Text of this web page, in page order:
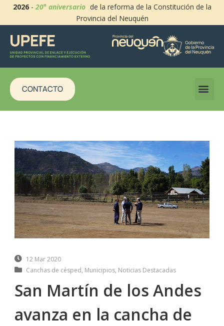
2026-20° aniversario de la reforma de la Constitución de la
Provincia del Neuquén
CONTACTO
12 Mar 2020
Canchas de césped, Municipios, Noticias Destacadas
San Martín de los Andes
avanza en la cancha de